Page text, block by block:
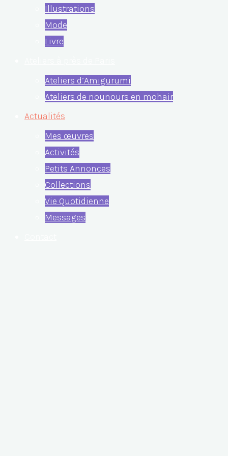
Illustrations
Mode
Livre
Ateliers d’Amigurumi
Ateliers de nounours en mohair
Actualités
Mes œuvres
Activités
Petits Annonces
Collections
Vie Quotidienne
Messages